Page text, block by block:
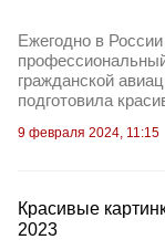
Ежегодно в
гражданской
подготовила
9 февраля 2024, 11:15
Красивые
2023